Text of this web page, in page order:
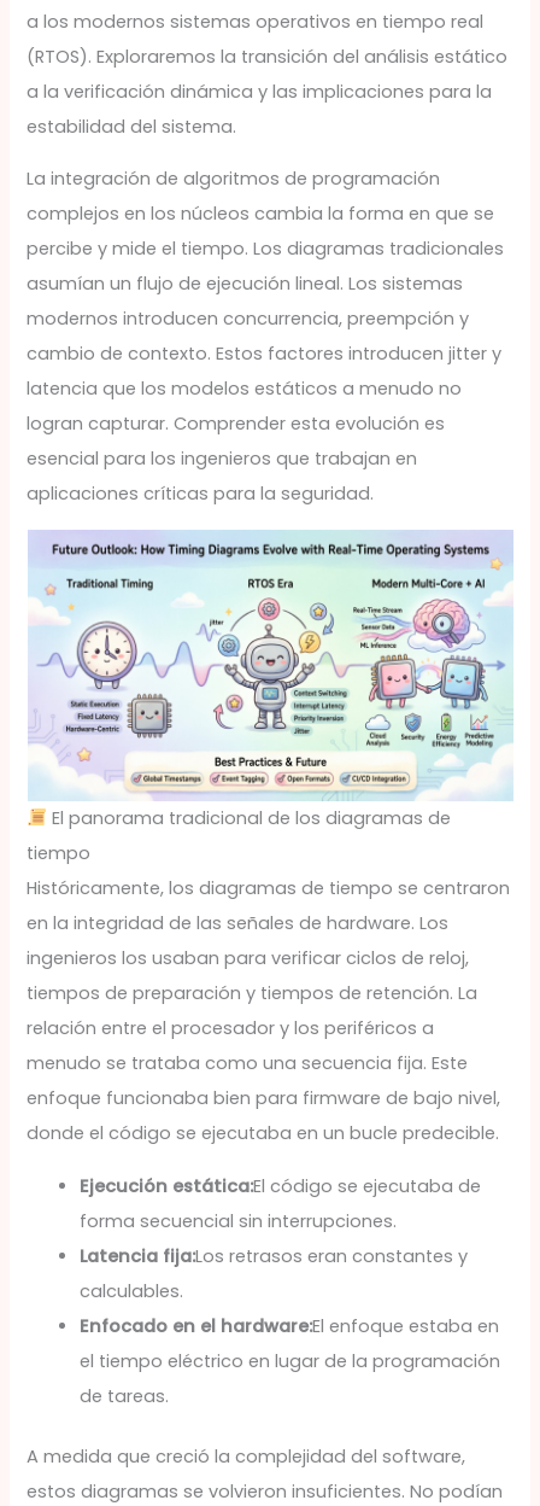
a los modernos sistemas operativos en tiempo real
(RTOS). Exploraremos la transición del análisis estático
a la verificación dinámica y las implicaciones para la
estabilidad del sistema.
La integración de algoritmos de programación
complejos en los núcleos cambia la forma en que se
percibe y mide el tiempo. Los diagramas tradicionales
asumían un flujo de ejecución lineal. Los sistemas
modernos introducen concurrencia, preempción y
cambio de contexto. Estos factores introducen jitter y
latencia que los modelos estáticos a menudo no
logran capturar. Comprender esta evolución es
esencial para los ingenieros que trabajan en
aplicaciones críticas para la seguridad.
El panorama tradicional de los diagramas de
tiempo
Históricamente, los diagramas de tiempo se centraron
en la integridad de las señales de hardware. Los
ingenieros los usaban para verificar ciclos de reloj,
tiempos de preparación y tiempos de retención. La
relación entre el procesador y los periféricos a
menudo se trataba como una secuencia fija. Este
enfoque funcionaba bien para firmware de bajo nivel,
donde el código se ejecutaba en un bucle predecible.
Ejecución estática:El código se ejecutaba de
forma secuencial sin interrupciones.
Latencia fija:Los retrasos eran constantes y
calculables.
Enfocado en el hardware:El enfoque estaba en
el tiempo eléctrico en lugar de la programación
de tareas.
A medida que creció la complejidad del software,
estos diagramas se volvieron insuficientes. No podían